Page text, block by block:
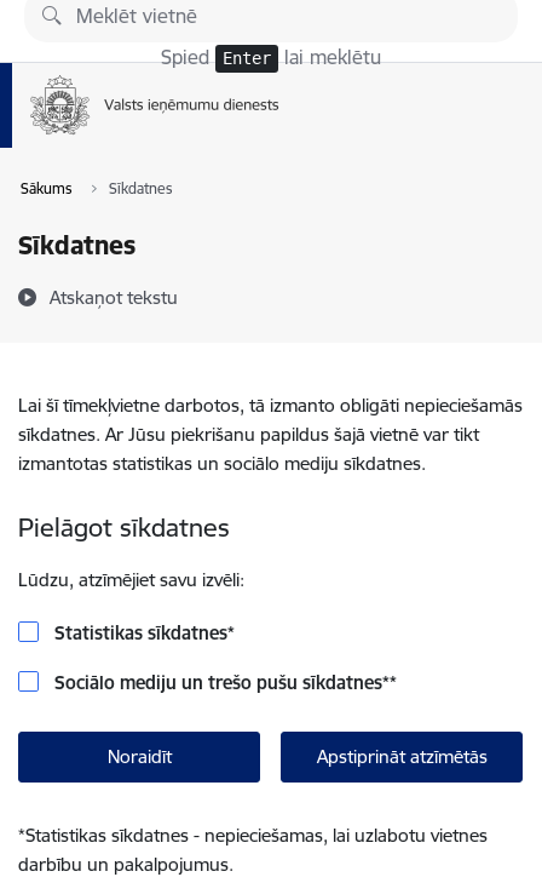
Pāriet uz lapas saturu
Spied Enter lai meklētu
Sākums Sīkdatnes
Sīkdatnes
Atskaņot tekstu
Lai šī tīmekļvietne darbotos, tā izmanto obligāti nepieciešamās
sīkdatnes. Ar Jūsu piekrišanu papildus šajā vietnē var tikt
izmantotas statistikas un sociālo mediju sīkdatnes.
Pielāgot sīkdatnes
Lūdzu, atzīmējiet savu izvēli:
Statistikas sīkdatnes*
Sociālo mediju un trešo pušu sīkdatnes**
Noraidīt Apstiprināt atzīmētās
*Statistikas sīkdatnes - nepieciešamas, lai uzlabotu vietnes
darbību un pakalpojumus.